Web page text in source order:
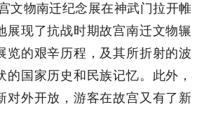
文物南迁纪念展在神武门拉开帷
展现了抗战时期故宫南迁文物辗
览的艰辛历程，及其所折射的波
的国家历史和民族记忆。此外，
对外开放，游客在故宫又有了新